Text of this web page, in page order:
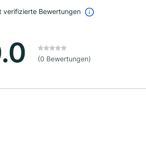
verifizierte Bewertungen
(0 Bewertungen)